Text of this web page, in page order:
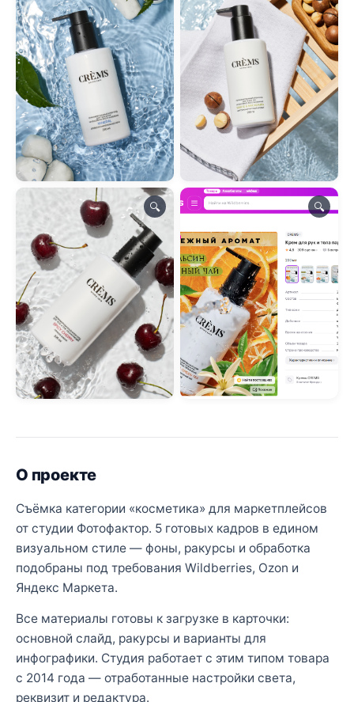
🔍 🔍
О проекте
Съёмка категории «косметика» для маркетплейсов
от студии Фотофактор. 5 готовых кадров в едином
визуальном стиле — фоны, ракурсы и обработка
подобраны под требования Wildberries, Ozon и
Яндекс Маркета.
Все материалы готовы к загрузке в карточки:
основной слайд, ракурсы и варианты для
инфографики. Студия работает с этим типом товара
с 2014 года — отработанные настройки света,
реквизит и редактура.